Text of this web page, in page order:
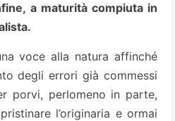
a maturità compiuta in
voce alla natura affinché
degli errori già commessi
porvi, perlomeno in parte,
l’originaria e ormai